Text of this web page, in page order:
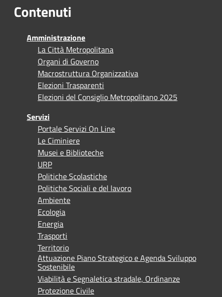
Contenuti
Amministrazione
La Città Metropolitana
Organi di Governo
Macrostruttura Organizzativa
Elezioni Trasparenti
Elezioni del Consiglio Metropolitano 2025
Servizi
Portale Servizi On Line
Le Ciminiere
Musei e Biblioteche
URP
Politiche Scolastiche
Politiche Sociali e del lavoro
Ambiente
Ecologia
Energia
Trasporti
Territorio
Attuazione Piano Strategico e Agenda Sviluppo
Sostenibile
Viabilità e Segnaletica stradale, Ordinanze
Protezione Civile